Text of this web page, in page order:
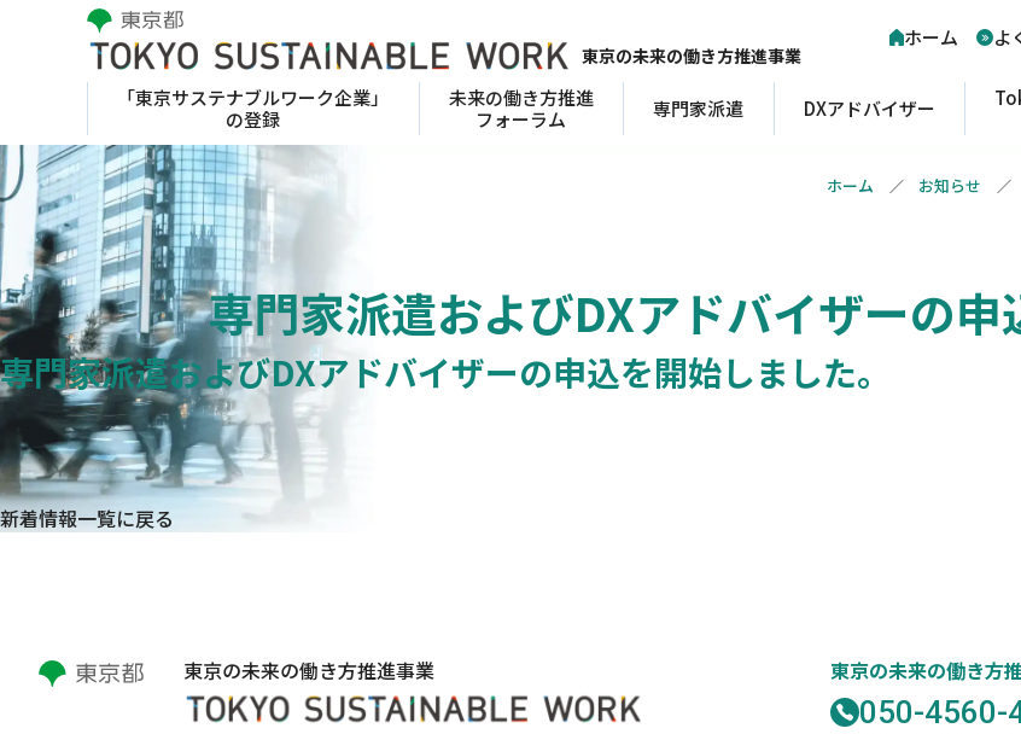
東京の未来の働き方推進事業
「東京サステナブルワーク企業」
の登録
未来の働き方推進
フォーラム
専門家派遣 DXアドバイザー
ホーム よ
ホーム お知らせ
専門家派遣およびDXアドバイザーの申
専門家派遣およびDXアドバイザーの申込を開始しました。
新着情報一覧に戻る
東京の未来の働き方推進事業 東京の未来の働き方
050-4560-